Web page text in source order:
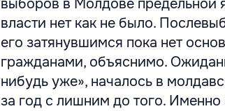
выборов в Молдове предельной
власти нет как не было.
его затянувшимся пока нет
гражданами, объяснимо.
нибудь уже», началось в
за год с лишним до того. Именно